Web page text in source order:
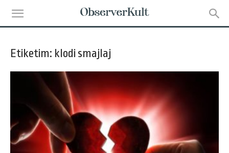
Etiketim: klodi smajlaj